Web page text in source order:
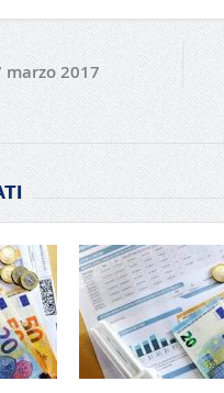
marzo 2017